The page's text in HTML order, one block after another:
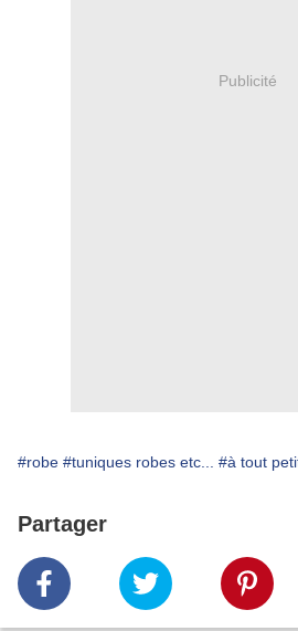
Publicité
#robe #tuniques robes etc... #à tout
Partager